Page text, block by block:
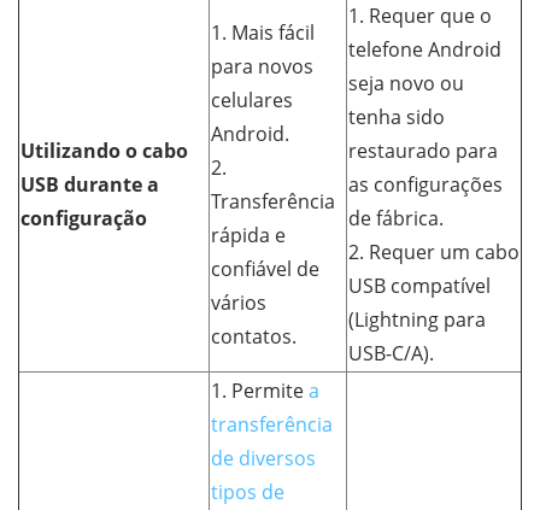
Utilizando o cabo
USB durante a
configuração
1. Mais fácil
para novos
celulares
Android.
2.
Transferência
rápida e
confiável de
vários
contatos.
1. Requer que o
telefone Android
seja novo ou
tenha sido
restaurado para
as configurações
de fábrica.
2. Requer um cabo
USB compatível
(Lightning para
USB-C/A).
1. Permitea
transferência
de diversos
tipos de